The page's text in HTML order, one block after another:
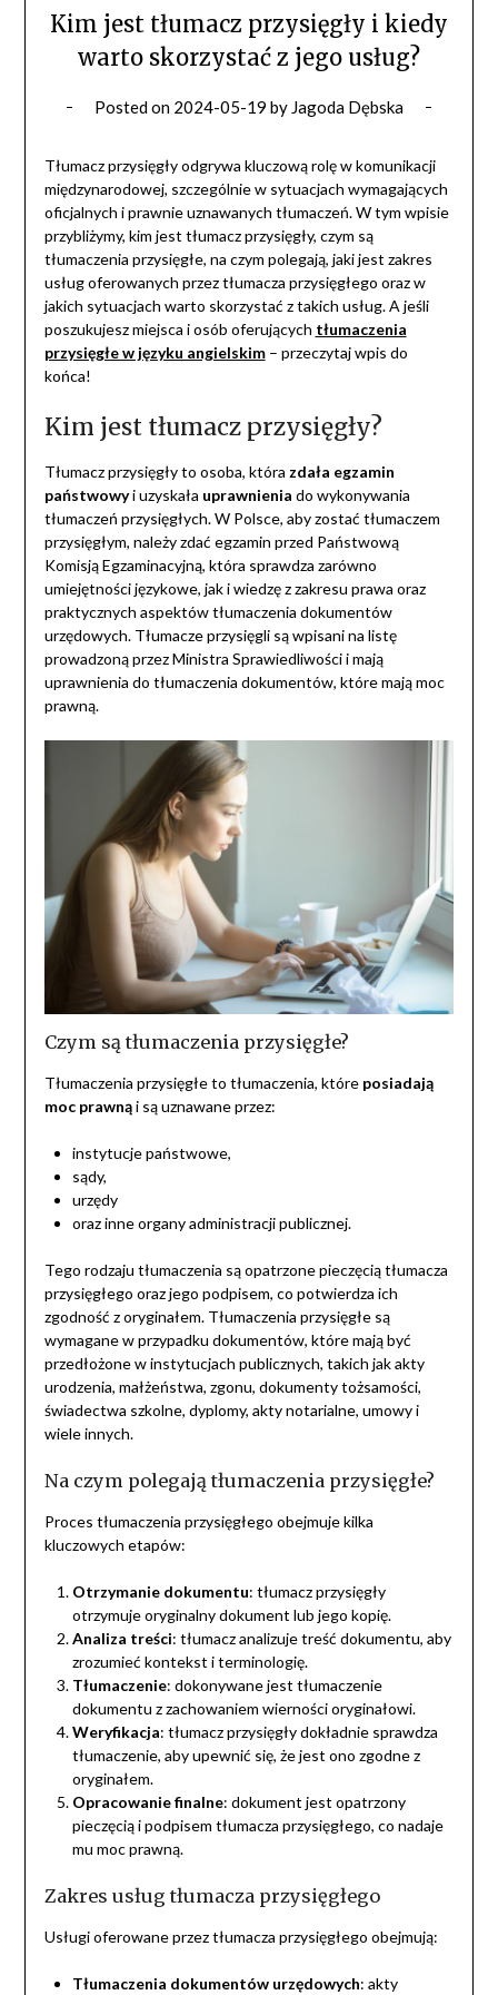
Kim jest tłumacz przysięgły i kiedy
warto skorzystać z jego usług?
Posted on 2024-05-19 by Jagoda Dębska
Tłumacz przysięgły odgrywa kluczową rolę w komunikacji
międzynarodowej, szczególnie w sytuacjach wymagających
oficjalnych i prawnie uznawanych tłumaczeń. W tym wpisie
przybliżymy, kim jest tłumacz przysięgły, czym są
tłumaczenia przysięgłe, na czym polegają, jaki jest zakres
usług oferowanych przez tłumacza przysięgłego oraz w
jakich sytuacjach warto skorzystać z takich usług. A jeśli
poszukujesz miejsca i osób oferujących tłumaczenia
przysięgłe w języku angielskim– przeczytaj wpis do
końca!
Kim jest tłumacz przysięgły?
Tłumacz przysięgły to osoba, która zdała egzamin
państwowyi uzyskała uprawnienia do wykonywania
tłumaczeń przysięgłych. W Polsce, aby zostać tłumaczem
przysięgłym, należy zdać egzamin przed Państwową
Komisją Egzaminacyjną, która sprawdza zarówno
umiejętności językowe, jak i wiedzę z zakresu prawa oraz
praktycznych aspektów tłumaczenia dokumentów
urzędowych. Tłumacze przysięgli są wpisani na listę
prowadzoną przez Ministra Sprawiedliwości i mają
uprawnienia do tłumaczenia dokumentów, które mają moc
prawną.
Czym są tłumaczenia przysięgłe?
Tłumaczenia przysięgłe to tłumaczenia, które posiadają
moc prawnąi są uznawane przez:
instytucje państwowe,
sądy,
urzędy
oraz inne organy administracji publicznej.
Tego rodzaju tłumaczenia są opatrzone pieczęcią tłumacza
przysięgłego oraz jego podpisem, co potwierdza ich
zgodność z oryginałem. Tłumaczenia przysięgłe są
wymagane w przypadku dokumentów, które mają być
przedłożone w instytucjach publicznych, takich jak akty
urodzenia, małżeństwa, zgonu, dokumenty tożsamości,
świadectwa szkolne, dyplomy, akty notarialne, umowy i
wiele innych.
Na czym polegają tłumaczenia przysięgłe?
Proces tłumaczenia przysięgłego obejmuje kilka
kluczowych etapów:
Otrzymanie dokumentu: tłumacz przysięgły
otrzymuje oryginalny dokument lub jego kopię.
Analiza treści: tłumacz analizuje treść dokumentu, aby
zrozumieć kontekst i terminologię.
Tłumaczenie: dokonywane jest tłumaczenie
dokumentu z zachowaniem wierności oryginałowi.
Weryfikacja: tłumacz przysięgły dokładnie sprawdza
tłumaczenie, aby upewnić się, że jest ono zgodne z
oryginałem.
Opracowanie finalne: dokument jest opatrzony
pieczęcią i podpisem tłumacza przysięgłego, co nadaje
mu moc prawną.
Zakres usług tłumacza przysięgłego
Usługi oferowane przez tłumacza przysięgłego obejmują:
Tłumaczenia dokumentów urzędowych: akty